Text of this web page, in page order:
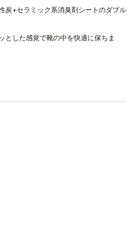
炭+セラミック系消臭剤シートのダブル
した感覚で靴の中を快適に保ちま